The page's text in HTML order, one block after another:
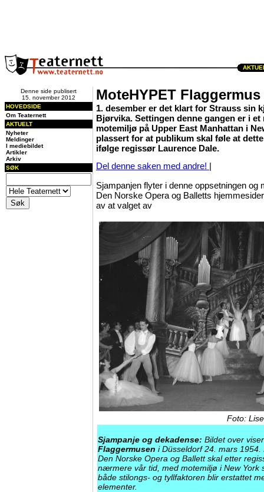
Denne side publisert
15. november 2012
HOVEDSIDE
Om Teaternett
AKTUELT
Nyheter
Meldinger
I mediebildet
Artikler
Arkiv
SØK
MoteHYPET Flaggermus
1. desember er det klart for Strauss sin
Bjørvika. Settingen denne gangen er i
motemiljø på Upper East Manhattan i
plassert for at publikum skal føle at
ifølge regissør Laurence Dale.
Del denne saken med andre! |
Sjampanjen flyter i denne oppsetningen og
Den Norske Opera og Balletts
av at valget av
Foto:
Sjampanje og dekadense: Bildet over
Flaggermusen i Düsseldorf 24. mars
Den Norske Opera og Ballett skal etter
nærmere vår tid, med motemiljø i New York
både stilongs- og tyllfaktoren blir erstattet
elementer.